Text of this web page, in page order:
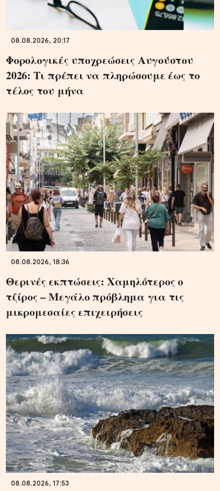
08.08.2026, 20:17
Φορολογικές υποχρεώσεις Αυγούστου
2026: Τι πρέπει να πληρώσουμε έως το
τέλος του μήνα
08.08.2026, 18:36
Θερινές εκπτώσεις: Χαμηλότερος ο
τζίρος – Μεγάλο πρόβλημα για τις
μικρομεσαίες επιχειρήσεις
08.08.2026, 17:53